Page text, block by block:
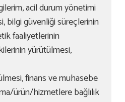
acil durum yönetimi
bilgi güvenliği süreçlerinin
faaliyetlerinin
yürütülmesi,
finans ve muhasebe
ürün/hizmetlere bağlılık